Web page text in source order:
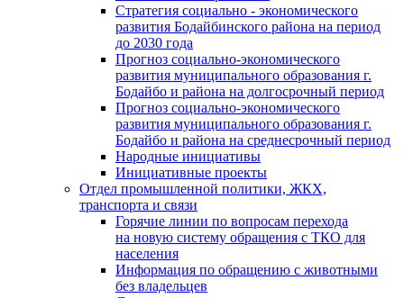
Стратегия социально - экономического
развития Бодайбинского района на период
до 2030 года
Прогноз социально-экономического
развития муниципального образования г.
Бодайбо и района на долгосрочный период
Прогноз социально-экономического
развития муниципального образования г.
Бодайбо и района на среднесрочный период
Народные инициативы
Инициативные проекты
Отдел промышленной политики, ЖКХ,
транспорта и связи
Горячие линии по вопросам перехода
на новую систему обращения с ТКО для
населения
Информация по обращению с животными
без владельцев